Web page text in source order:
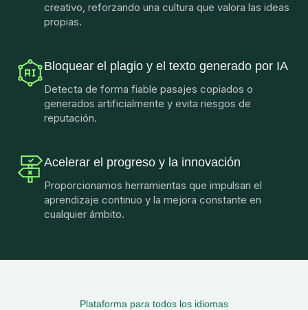
creativo, reforzando una cultura que valora las ideas
propias.
Bloquear el plagio y el texto generado por IA
Detecta de forma fiable pasajes copiados o
generados artificialmente y evita riesgos de
reputación.
Acelerar el progreso y la innovación
Proporcionamos herramientas que impulsan el
aprendizaje continuo y la mejora constante en
cualquier ámbito.
Plataforma para todos los idiomas